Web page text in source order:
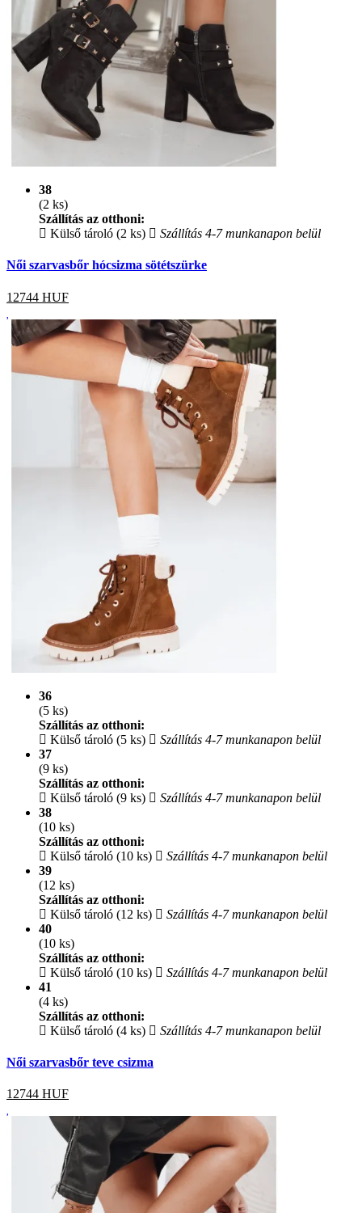
38
(2 ks)
Szállítás az otthoni:
Külső tároló (2 ks)
Szállítás 4-7 munkanapon belül
Női szarvasbőr hócsizma sötétszürke
12744 HUF
36
(5 ks)
Szállítás az otthoni:
Külső tároló (5 ks)
Szállítás 4-7 munkanapon belül
37
(9 ks)
Szállítás az otthoni:
Külső tároló (9 ks)
Szállítás 4-7 munkanapon belül
38
(10 ks)
Szállítás az otthoni:
Külső tároló (10 ks)
Szállítás 4-7 munkanapon belül
39
(12 ks)
Szállítás az otthoni:
Külső tároló (12 ks)
Szállítás 4-7 munkanapon belül
40
(10 ks)
Szállítás az otthoni:
Külső tároló (10 ks)
Szállítás 4-7 munkanapon belül
41
(4 ks)
Szállítás az otthoni:
Külső tároló (4 ks)
Szállítás 4-7 munkanapon belül
Női szarvasbőr teve csizma
12744 HUF